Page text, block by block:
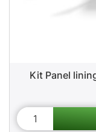
Kit Panel